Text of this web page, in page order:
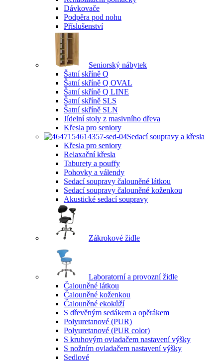
Dávkovače
Podpěra pod nohu
Příslušenství
Seniorský nábytek
Šatní skříně Q
Šatní skříně Q OVAL
Šatní skříně Q LINE
Šatní skříně SLS
Šatní skříně SLN
Jídelní stoly z masivního dřeva
Křesla pro seniory
Sedací soupravy a křesla
Křesla pro seniory
Relaxační křesla
Taburety a pouffy
Pohovky a válendy
Sedací soupravy čalouněné látkou
Sedací soupravy čalouněné koženkou
Akustické sedací soupravy
Zákrokové židle
Laboratorní a provozní židle
Čalouněné látkou
Čalouněné koženkou
Čalouněné ekokůží
S dřevěným sedákem a opěrákem
Polyuretanové (PUR)
Polyuretanové (PUR color)
S kruhovým ovladačem nastavení výšky
S nožním ovladačem nastavení výšky
Sedlové